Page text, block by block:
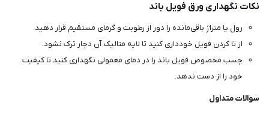
نکات نگهداری ورق فویل باند
رول یا متراژ باقی‌مانده را دور از رطوبت و گرمای مستقیم قرار دهید.
از تا کردن فویل خودداری کنید تا لایه متالیک آن دچار ترک نشود.
چسب مخصوص فویل باند را در دمای معمولی نگهداری کنید تا کیفیت
خود را از دست ندهد.
سوالات متداول